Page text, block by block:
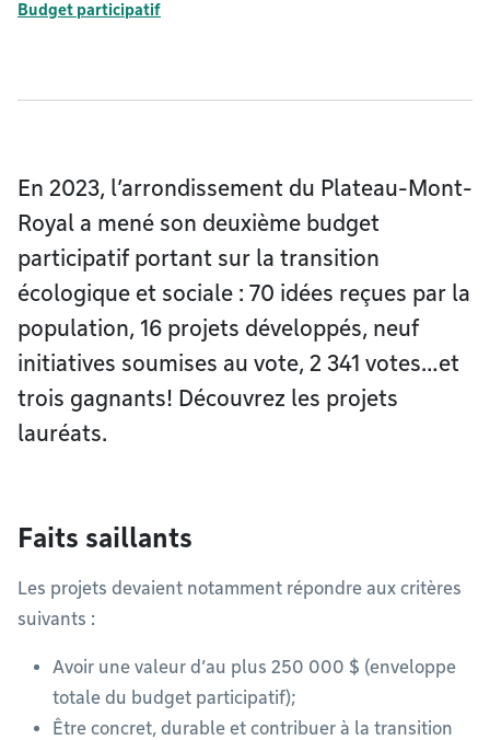
Budget participatif
En 2023, l’arrondissement du Plateau-Mont-
Royal a mené son deuxième budget
participatif portant sur la transition
écologique et sociale : 70 idées reçues par la
population, 16 projets développés, neuf
initiatives soumises au vote, 2 341 votes…et
trois gagnants! Découvrez les projets
lauréats.
Faits saillants
Les projets devaient notamment répondre aux critères
suivants :
Avoir une valeur d’au plus 250 000 $ (enveloppe
totale du budget participatif);
Être concret, durable et contribuer à la transition